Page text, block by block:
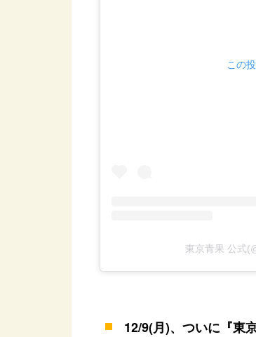
この
東京青果 公式
12/9(月)、ついに『東